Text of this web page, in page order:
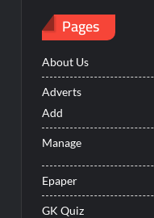
Pages
About Us
Adverts
Add
Manage
Epaper
GK Quiz